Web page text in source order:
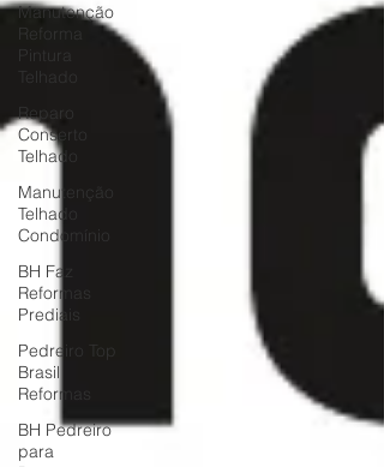
Manutenção
Reforma
Pintura
Telhado
Reparo
Conserto
Telhado
Manutenção
Telhado
Condomínio
BH Faz
Reformas
Prediais
Pedreiro Top
Brasil
Reformas
BH Pedreiro
para